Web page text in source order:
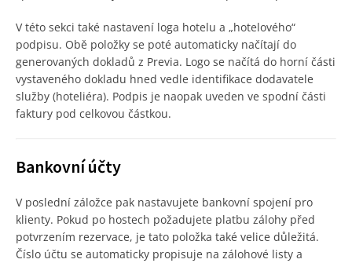
V této sekci také nastavení loga hotelu a „hotelového“
podpisu. Obě položky se poté automaticky načítají do
generovaných dokladů z Previa. Logo se načítá do horní části
vystaveného dokladu hned vedle identifikace dodavatele
služby (hoteliéra). Podpis je naopak uveden ve spodní části
faktury pod celkovou částkou.
Bankovní účty
V poslední záložce pak nastavujete bankovní spojení pro
klienty. Pokud po hostech požadujete platbu zálohy před
potvrzením rezervace, je tato položka také velice důležitá.
Číslo účtu se automaticky propisuje na zálohové listy a